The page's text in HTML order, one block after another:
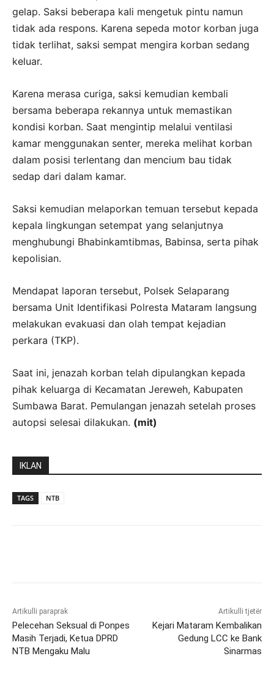
gelap. Saksi beberapa kali mengetuk pintu namun
tidak ada respons. Karena sepeda motor korban juga
tidak terlihat, saksi sempat mengira korban sedang
keluar.
Karena merasa curiga, saksi kemudian kembali
bersama beberapa rekannya untuk memastikan
kondisi korban. Saat mengintip melalui ventilasi
kamar menggunakan senter, mereka melihat korban
dalam posisi terlentang dan mencium bau tidak
sedap dari dalam kamar.
Saksi kemudian melaporkan temuan tersebut kepada
kepala lingkungan setempat yang selanjutnya
menghubungi Bhabinkamtibmas, Babinsa, serta pihak
kepolisian.
Mendapat laporan tersebut, Polsek Selaparang
bersama Unit Identifikasi Polresta Mataram langsung
melakukan evakuasi dan olah tempat kejadian
perkara (TKP).
Saat ini, jenazah korban telah dipulangkan kepada
pihak keluarga di Kecamatan Jereweh, Kabupaten
Sumbawa Barat. Pemulangan jenazah setelah proses
autopsi selesai dilakukan. (mit)
IKLAN
TAGS NTB
Artikulli paraprak
Pelecehan Seksual di Ponpes
Masih Terjadi, Ketua DPRD
NTB Mengaku Malu
Artikulli tjetër
Kejari Mataram Kembalikan
Gedung LCC ke Bank
Sinarmas